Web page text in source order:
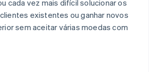
cada vez mais difícil solucionar os
existentes ou ganhar novos
sem aceitar várias moedas com